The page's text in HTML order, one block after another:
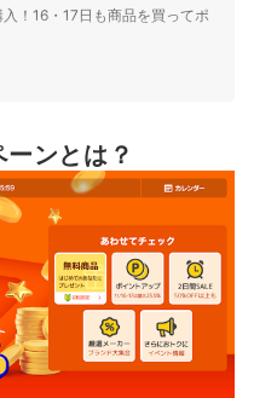
！16・17日も商品を買ってポ
ムセールもチェック
ーはさらにお得！
チェック！
るくじ
ンとは？